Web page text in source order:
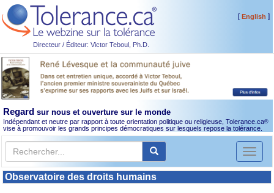
Directeur / Éditeur: Victor Teboul, Ph.D.
[English ]
Regard sur nous et ouverture sur le monde
Indépendant et neutre par rapport à toute orientation politique ou religieuse, Tolerance.ca®
vise à promouvoir les grands principes démocratiques sur lesquels repose la tolérance.
Toggle
Observatoire des droits humains